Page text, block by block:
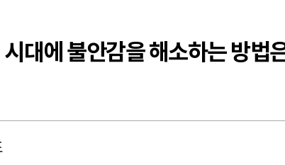
대에 불안감을 해소하는 방법